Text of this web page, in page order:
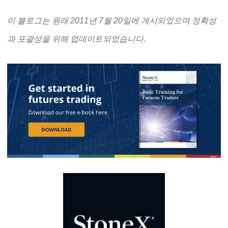
이 블로그는 원래 2011년 7월 20일에 게시되었으며 정확성
과 포괄성을 위해 업데이트되었습니다.